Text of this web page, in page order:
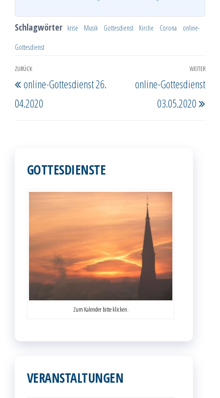
Schlagwörter krise Musik Gottesdienst Kirche Corona online-
Gottesdienst
Beitragsnavigation
Vorheriger
Beitrag
ZURÜCK
online-Gottesdienst 26.
04.2020
WEITER
online-Gottesdienst
03.05.2020
GOTTESDIENSTE
Zum Kalender bitte klicken.
VERANSTALTUNGEN